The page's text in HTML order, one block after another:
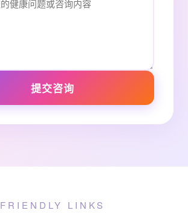
提交咨询
FRIENDLY LINKS